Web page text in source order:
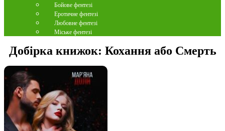
Бойове фентезі
Еротичне фентезі
Любовне фентезі
Міське фентезі
Добірка книжок: Кохання або Смерть